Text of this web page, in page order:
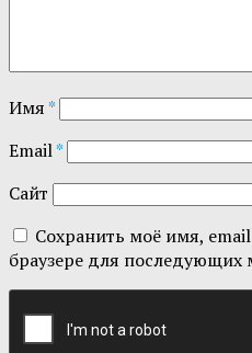
Имя*
Email*
Сайт
Сохранить моё имя,
браузере для последующих